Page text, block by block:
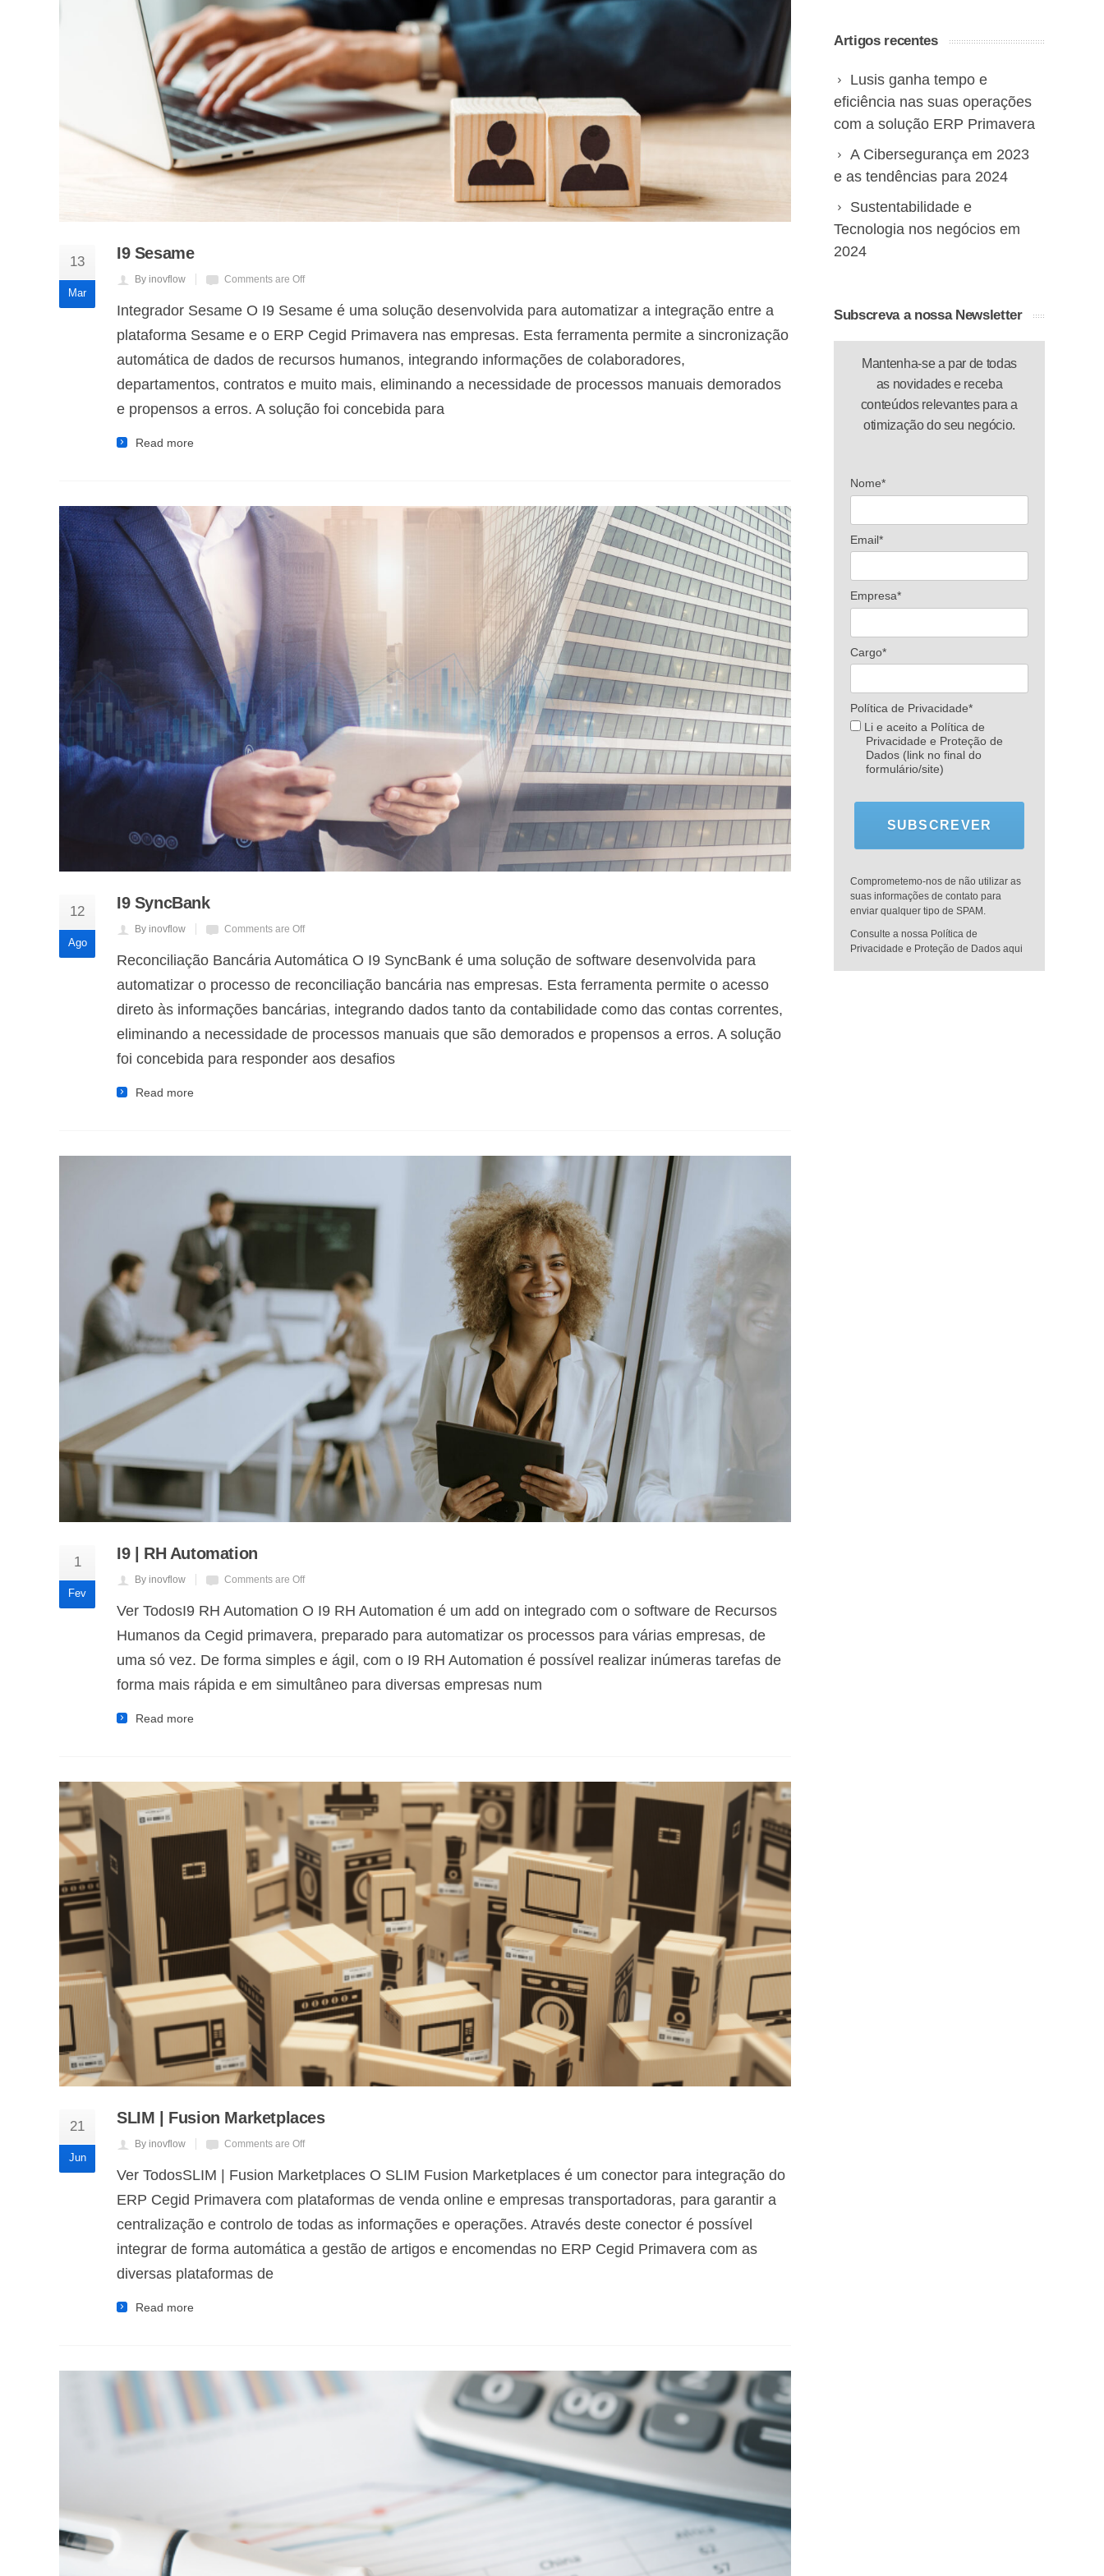
13
Mar
I9 Sesame
By inovflow Comments are Off
Integrador Sesame O I9 Sesame é uma solução desenvolvida para automatizar a integração entre a
plataforma Sesame e o ERP Cegid Primavera nas empresas. Esta ferramenta permite a sincronização
automática de dados de recursos humanos, integrando informações de colaboradores,
departamentos, contratos e muito mais, eliminando a necessidade de processos manuais demorados
e propensos a erros. A solução foi concebida para
Read more
12
Ago
I9 SyncBank
By inovflow Comments are Off
Reconciliação Bancária Automática O I9 SyncBank é uma solução de software desenvolvida para
automatizar o processo de reconciliação bancária nas empresas. Esta ferramenta permite o acesso
direto às informações bancárias, integrando dados tanto da contabilidade como das contas correntes,
eliminando a necessidade de processos manuais que são demorados e propensos a erros. A solução
foi concebida para responder aos desafios
Read more
1
Fev
I9 | RH Automation
By inovflow Comments are Off
Ver TodosI9 RH Automation O I9 RH Automation é um add on integrado com o software de Recursos
Humanos da Cegid primavera, preparado para automatizar os processos para várias empresas, de
uma só vez. De forma simples e ágil, com o I9 RH Automation é possível realizar inúmeras tarefas de
forma mais rápida e em simultâneo para diversas empresas num
Read more
21
Jun
SLIM | Fusion Marketplaces
By inovflow Comments are Off
Ver TodosSLIM | Fusion Marketplaces O SLIM Fusion Marketplaces é um conector para integração do
ERP Cegid Primavera com plataformas de venda online e empresas transportadoras, para garantir a
centralização e controlo de todas as informações e operações. Através deste conector é possível
integrar de forma automática a gestão de artigos e encomendas no ERP Cegid Primavera com as
diversas plataformas de
Read more
Artigos recentes
Lusis ganha tempo e
eficiência nas suas operações
com a solução ERP Primavera
A Cibersegurança em 2023
e as tendências para 2024
Sustentabilidade e
Tecnologia nos negócios em
2024
Subscreva a nossa Newsletter
Mantenha-se a par de todas
as novidades e receba
conteúdos relevantes para a
otimização do seu negócio.
Nome*
Email*
Empresa*
Cargo*
Política de Privacidade*
Li e aceito a Política de
Privacidade e Proteção de
Dados (link no final do
formulário/site)
SUBSCREVER
Comprometemo-nos de não utilizar as
suas informações de contato para
enviar qualquer tipo de SPAM.
Consulte a nossa Política de
Privacidade e Proteção de Dados aqui